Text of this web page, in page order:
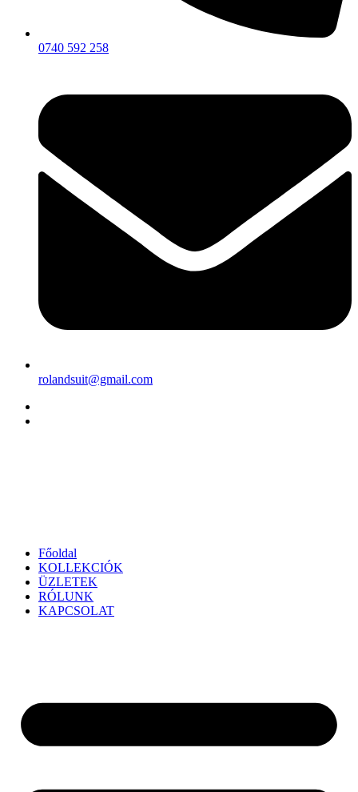
0740 592 258
rolandsuit@gmail.com
Főoldal
KOLLEKCIÓK
ÜZLETEK
RÓLUNK
KAPCSOLAT